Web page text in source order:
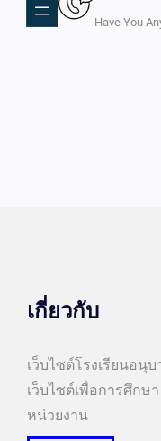
Have You
เกี่ยวกับ
เว็บไซต์โรงเรียนอนุ
เว็บไซต์เพื่อการศึกษ
หน่วยงาน